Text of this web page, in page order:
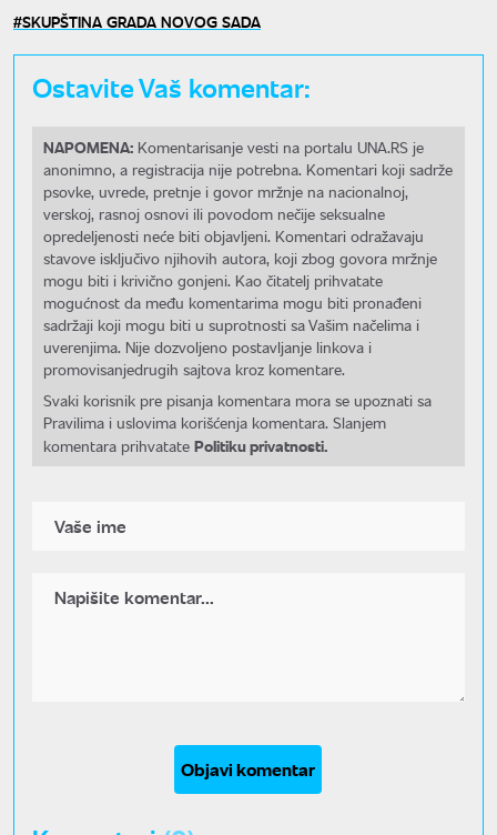
SKUPŠTINA GRADA NOVOG SADA
Ostavite Vaš komentar:
NAPOMENA: Komentarisanje vesti na portalu UNA.RS je
anonimno, a registracija nije potrebna. Komentari koji sadrže
psovke, uvrede, pretnje i govor mržnje na nacionalnoj,
verskoj, rasnoj osnovi ili povodom nečije seksualne
opredeljenosti neće biti objavljeni. Komentari odražavaju
stavove isključivo njihovih autora, koji zbog govora mržnje
mogu biti i krivično gonjeni. Kao čitatelj prihvatate
mogućnost da među komentarima mogu biti pronađeni
sadržaji koji mogu biti u suprotnosti sa Vašim načelima i
uverenjima. Nije dozvoljeno postavljanje linkova i
promovisanjedrugih sajtova kroz komentare.
Svaki korisnik pre pisanja komentara mora se upoznati sa
Pravilima i uslovima korišćenja komentara. Slanjem
komentara prihvatate Politiku privatnosti.
Objavi komentar